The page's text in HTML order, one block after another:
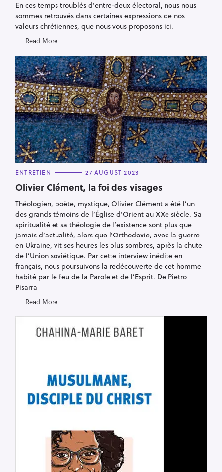
O
I
E
S
En ces temps troublés d’entre-deux électoral, nous nous
sommes retrouvés dans certaines expressions de nos
valeurs chrétiennes, que nous vous proposons ici.
Read More
C
T
E
O
R
I
E
S
ENTRETIEN 27 AUGUST 2023
Olivier Clément, la foi des visages
Théologien, poète, mystique, Olivier Clément a été l’un
des grands témoins de l’Église d’Orient au XXe siècle. Sa
spiritualité et sa théologie de l’existence sont plus que
jamais d’actualité, alors que l’Orthodoxie, avec la guerre
en Ukraine, vit ses heures les plus sombres, après la chute
de l’Union soviétique. Par cette interview inédite en
français, nous poursuivons la redécouverte de cet homme
habité par le feu de la Parole et de l’Esprit. De Pietro
Pisarra
Read More